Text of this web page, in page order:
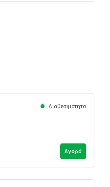
Διαθεσιμότητα
Αγορά